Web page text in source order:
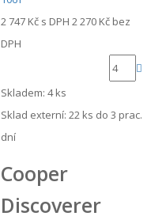
2 747 Kč s DPH 2 270 Kč bez
DPH
Skladem: 4 ks
Sklad externí: 22 ks do 3 prac.
dní
Cooper
Discoverer